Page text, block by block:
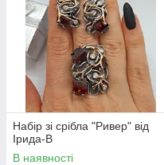
Набір зі срібла "Ривер" від
Ірида-В
В наявності